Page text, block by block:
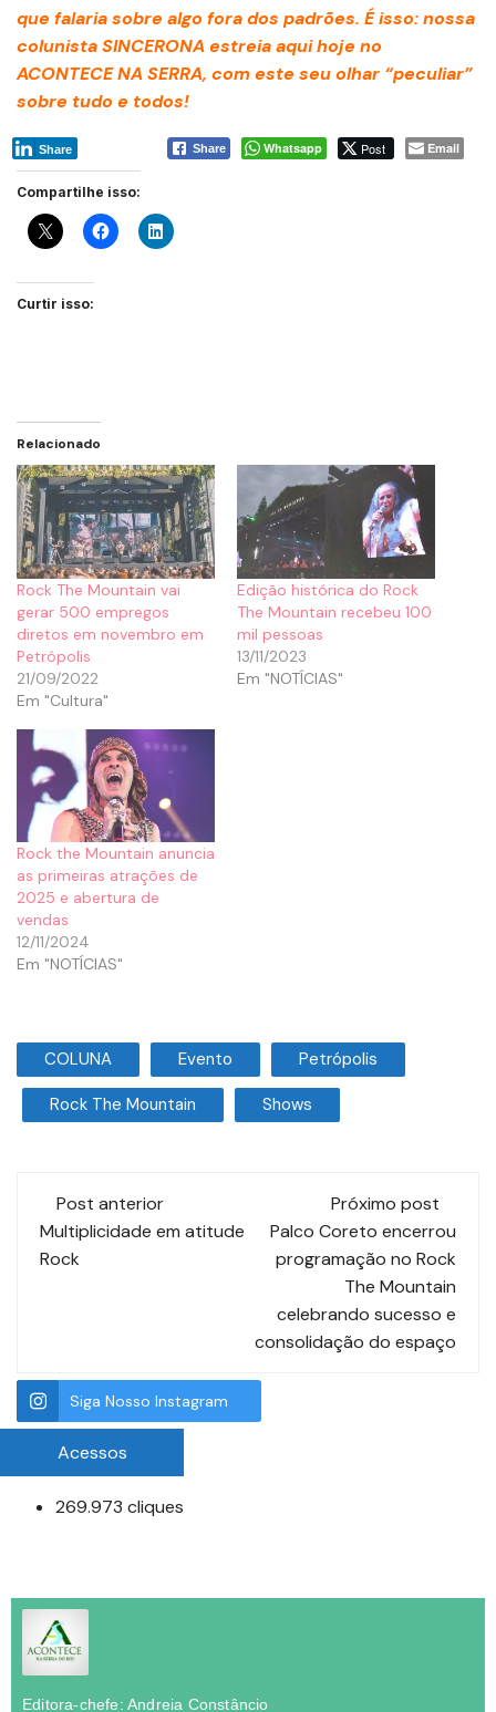
que falaria sobre algo fora dos padrões. É isso: nossa
colunista SINCERONA estreia aqui hoje no
ACONTECE NA SERRA, com este seu olhar “peculiar”
sobre tudo e todos!
Share Whatsapp Post Email
Share
Compartilhe isso:
Curtir isso:
Relacionado
Rock The Mountain vai
gerar 500 empregos
diretos em novembro em
Petrópolis
21/09/2022
Em "Cultura"
Edição histórica do Rock
The Mountain recebeu 100
mil pessoas
13/11/2023
Em "NOTÍCIAS"
Rock the Mountain anuncia
as primeiras atrações de
2025 e abertura de
vendas
12/11/2024
Em "NOTÍCIAS"
COLUNA Evento Petrópolis
Rock The Mountain Shows
Post anterior
Multiplicidade em atitude
Rock
Próximo post
Palco Coreto encerrou
programação no Rock
The Mountain
celebrando sucesso e
consolidação do espaço
Siga Nosso Instagram
Acessos
269.973 cliques
Editora-chefe: Andreia Constâncio